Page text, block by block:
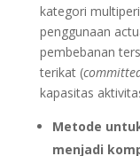
kategori
penggunaan
pembebanan
terikat (
kapasitas
Metode
menjadi